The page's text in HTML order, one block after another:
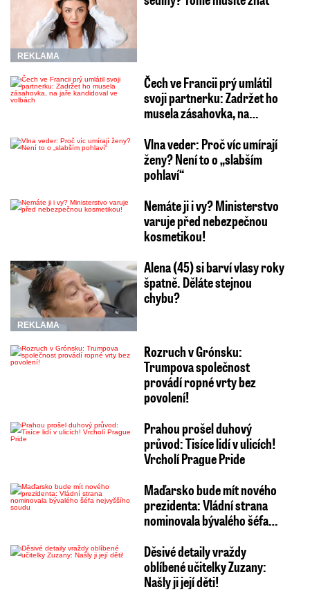
REKLAMA
Čech ve Francii prý umlátil
svoji partnerku: Zadržet ho
musela zásahovka, na…
Vlna veder: Proč víc umírají
ženy? Není to o „slabším
pohlaví“
Nemáte ji i vy? Ministerstvo
varuje před nebezpečnou
kosmetikou!
REKLAMA
Alena (45) si barví vlasy roky
špatně. Děláte stejnou
chybu?
Rozruch v Grónsku:
Trumpova společnost
provádí ropné vrty bez
povolení!
Prahou prošel duhový
průvod: Tisíce lidí v ulicích!
Vrcholí Prague Pride
Maďarsko bude mít nového
prezidenta: Vládní strana
nominovala bývalého šéfa…
Děsivé detaily vraždy
oblíbené učitelky Zuzany:
Našly ji její děti!